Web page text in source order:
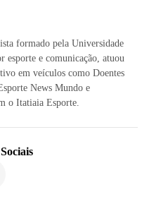
formado pela Universidade
e comunicação, atuou
em veículos como Doentes
News Mundo e
o Itatiaia Esporte.